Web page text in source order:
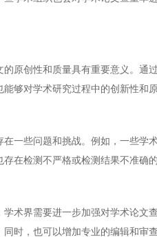
原创性和质量具有重要意义。
够对学术研究过程中的创新性和
一些问题和挑战。例如，一些
在检测不严格或检测结果不准确
术界需要进一步加强对学术论
时，也可以增加专业的编辑和